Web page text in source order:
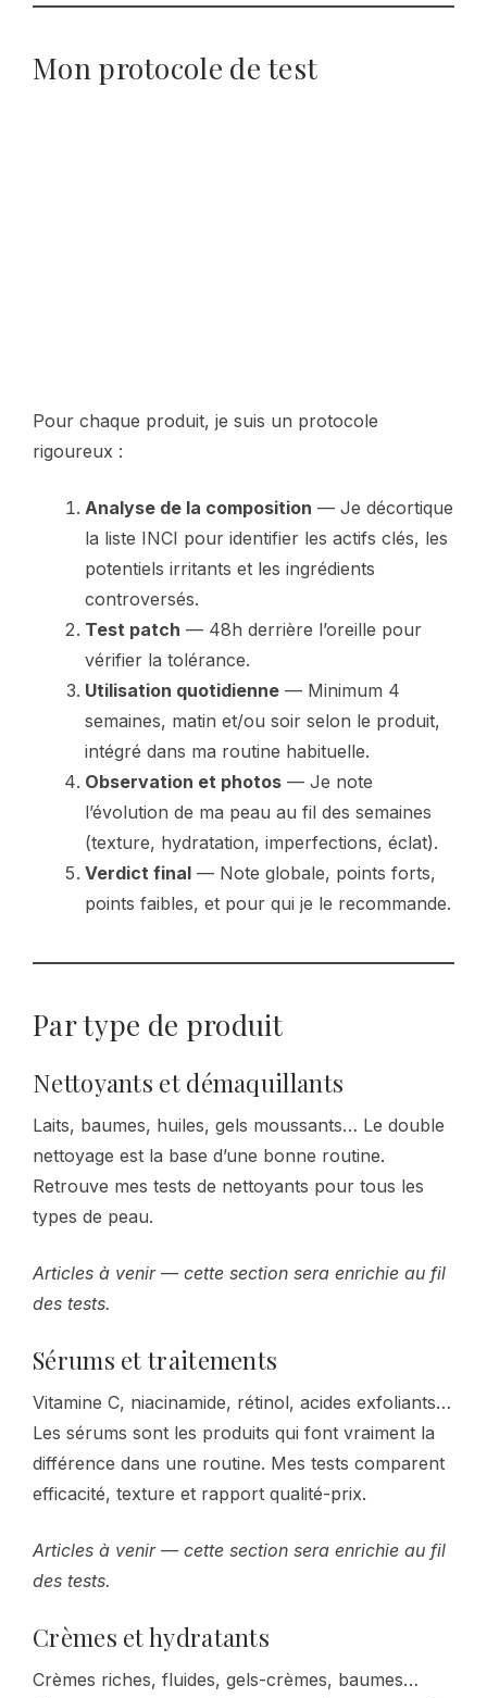
Mon protocole de test
Pour chaque produit, je suis un protocole
rigoureux :
Analyse de la composition — Je décortique
la liste INCI pour identifier les actifs clés, les
potentiels irritants et les ingrédients
controversés.
Test patch — 48h derrière l’oreille pour
vérifier la tolérance.
Utilisation quotidienne — Minimum 4
semaines, matin et/ou soir selon le produit,
intégré dans ma routine habituelle.
Observation et photos — Je note
l’évolution de ma peau au fil des semaines
(texture, hydratation, imperfections, éclat).
Verdict final — Note globale, points forts,
points faibles, et pour qui je le recommande.
Par type de produit
Nettoyants et démaquillants
Laits, baumes, huiles, gels moussants… Le double
nettoyage est la base d’une bonne routine.
Retrouve mes tests de nettoyants pour tous les
types de peau.
Articles à venir — cette section sera enrichie au fil
des tests.
Sérums et traitements
Vitamine C, niacinamide, rétinol, acides exfoliants…
Les sérums sont les produits qui font vraiment la
différence dans une routine. Mes tests comparent
efficacité, texture et rapport qualité-prix.
Articles à venir — cette section sera enrichie au fil
des tests.
Crèmes et hydratants
Crèmes riches, fluides, gels-crèmes, baumes…